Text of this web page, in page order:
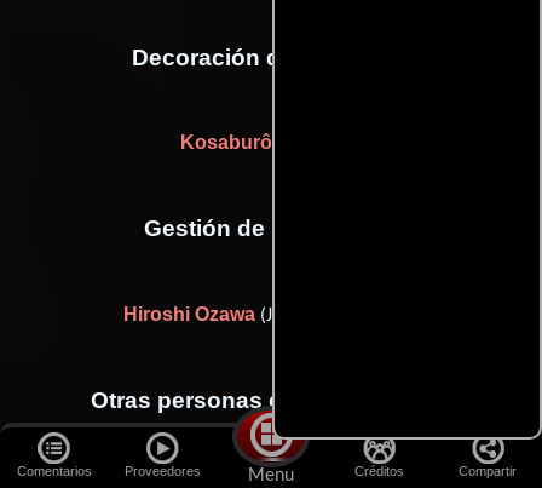
Comentarios Proveedores Menu Créditos Compartir
Decoración de escenario
Kosaburô Nakajima
Gestión de producción
Hiroshi Ozawa(Jefe de producción)
Otras personas que participaron